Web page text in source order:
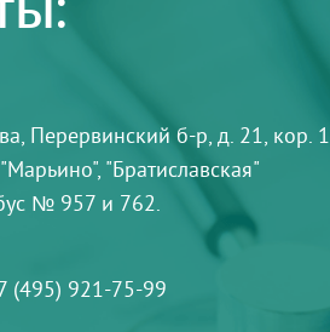
Перервинский б-р, д. 21, кор. 1
"Братиславская"
№ 957 и 762.
(495) 921-75-99